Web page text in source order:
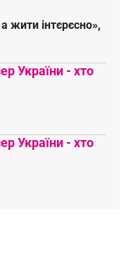
жити інтєрєсно»,
України - хто
України - хто